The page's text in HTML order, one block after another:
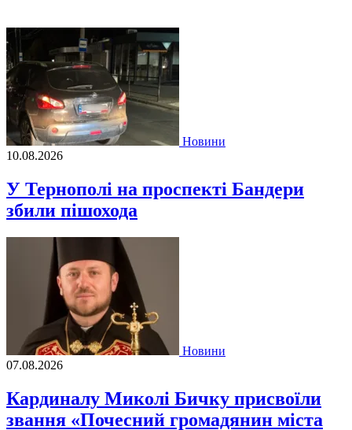
Новини
10.08.2026
У Тернополі на проспекті Бандери
збили пішохода
Новини
07.08.2026
Кардиналу Миколі Бичку присвоїли
звання «Почесний громадянин міста